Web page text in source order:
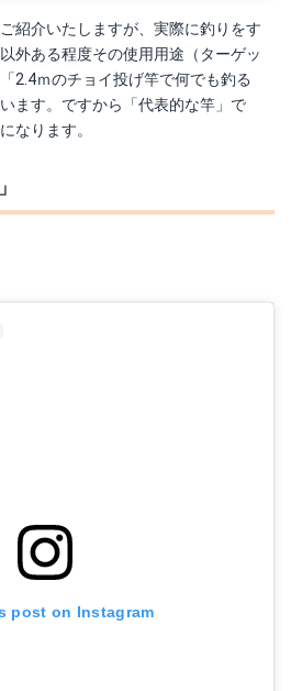
紹介いたしますが、実際に釣りをす
外ある程度その使用用途（ターゲッ
2.4ｍのチョイ投げ竿で何でも釣る
ます。ですから「代表的な竿」で
なります。
post on Instagram